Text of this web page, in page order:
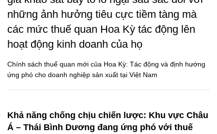
những ảnh hưởng tiêu cực tiềm tàng mà
các mức thuế quan Hoa Kỳ tác động lên
hoạt động kinh doanh của họ
Chính sách thuế quan mới của Hoa Kỳ:​ Tác động và định hướng
ứng phó cho doanh nghiệp sản xuất tại Việt Nam​
Khả năng chống chịu chiến lược: Khu vực Châu
Á – Thái Bình Dương đang ứng phó với thuế